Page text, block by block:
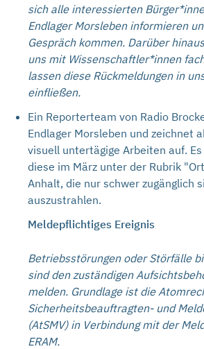
sich alle interessierten
Endlager Morsleben informieren
Gespräch kommen. Darüber
uns mit Wissenschaftler*innen
lassen diese Rückmeldungen in
einfließen.
Ein Reporterteam von Radio
Endlager Morsleben und zeichnet
visuell untertägige Arbeiten auf.
diese im März unter der Rubrik
Anhalt, die nur schwer zugänglich
auszustrahlen.
Meldepflichtiges Ereignis
Betriebsstörungen oder Störfälle
sind den zuständigen
melden. Grundlage ist die
Sicherheitsbeauftragten- und
(AtSMV) in Verbindung mit der
ERAM.